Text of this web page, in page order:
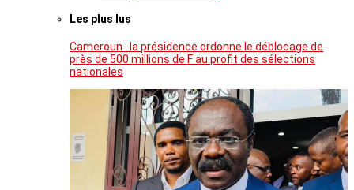
Les plus lus
Cameroun : la présidence ordonne le déblocage de
près de 500 millions de F au profit des sélections
nationales